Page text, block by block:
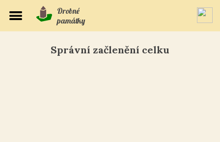
Drobné
památky
Správní začlenění celku